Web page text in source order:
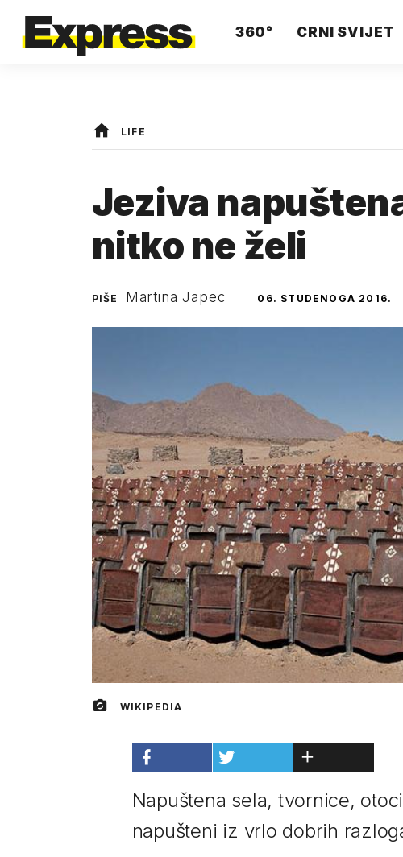
360° CRNI SVIJET
LIFE
Jeziva
nitko ne želi
PIŠE Martina Japec 06. STUDENOGA 2016.
WIKIPEDIA
Napuštena sela, tvornice,
napušteni iz vrlo dobrih